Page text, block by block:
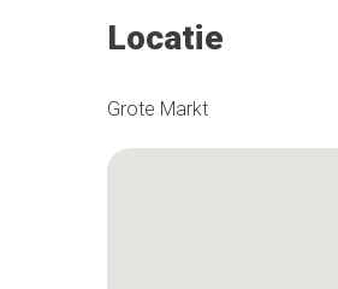
Locatie
Grote Markt